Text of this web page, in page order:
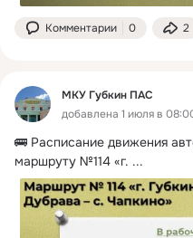
Комментарии 0 2
МКУ Губкин ПАС
добавлена 1 июля в
🚌 Расписание движения
маршруту №114 «г. ...